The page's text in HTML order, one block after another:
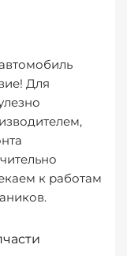
Для
к работам